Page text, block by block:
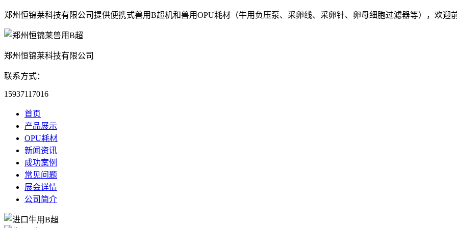
郑州恒锦莱科技有限公司提供便携式兽用B超机和兽用OPU耗材（牛用负压泵、采卵线、采卵针、卵母细胞过滤器等），欢迎
郑州恒锦莱科技有限公司
联系方式：
15937117016
首页
产品展示
OPU耗材
新闻资讯
成功案例
常见问题
展会详情
公司简介